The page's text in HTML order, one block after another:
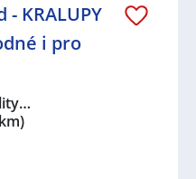
KRALUPY
i pro